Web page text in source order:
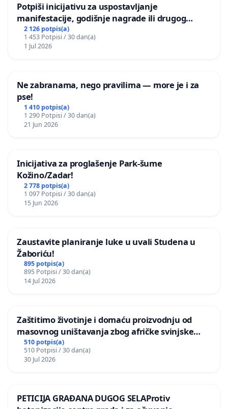
Potpiši inicijativu za uspostavljanje
manifestacije, godišnje nagrade ili drugog
javnog događaja „Edin Avdić“ u Sarajevu
2 126 potpis(a)
1 453 Potpisi / 30 dan(a)
1 Jul 2026
Ne zabranama, nego pravilima — more je i za
pse!
1 410 potpis(a)
1 290 Potpisi / 30 dan(a)
21 Jun 2026
Inicijativa za proglašenje Park-šume
Kožino/Zadar!
2 778 potpis(a)
1 097 Potpisi / 30 dan(a)
15 Jun 2026
Zaustavite planiranje luke u uvali Studena u
Žaboriću!
895 potpis(a)
895 Potpisi / 30 dan(a)
14 Jul 2026
Zaštitimo životinje i domaću proizvodnju od
masovnog uništavanja zbog afričke svinjske
kuge
510 potpis(a)
510 Potpisi / 30 dan(a)
30 Jul 2026
PETICIJA GRAĐANA DUGOG SELAProtiv